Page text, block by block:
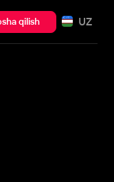
qilish UZ